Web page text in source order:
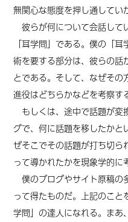
無関心な態度を押し通してい
彼らが何について会話して
「耳学問」である。僕の「
術を要する部分は、彼らの話
とである。そして、なぜそ
進役はどちらかなどを考察す
もしくは、途中で話題が変
グで、何に話題を移したかと
ぜそこでその話題が打ち切ら
って導かれたかを現象学的に
僕のブログやサイト原稿の
って得たものだ。上記のこ
学問」の達人になれる。まあ